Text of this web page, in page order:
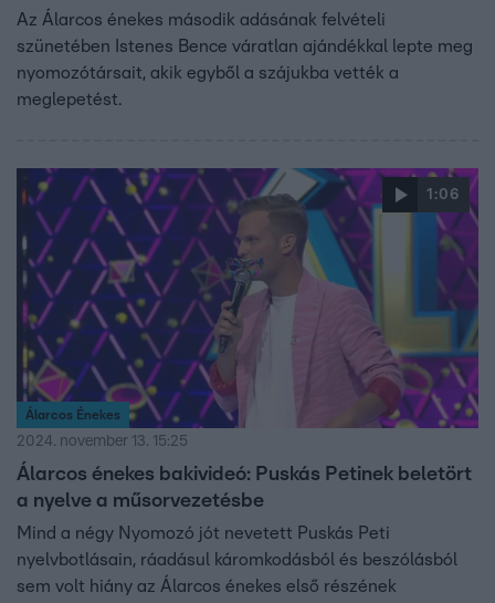
Az Álarcos énekes második adásának felvételi
szünetében Istenes Bence váratlan ajándékkal lepte meg
nyomozótársait, akik egyből a szájukba vették a
meglepetést.
1:06
Álarcos Énekes
2024. november 13. 15:25
Álarcos énekes bakivideó: Puskás Petinek beletört
a nyelve a műsorvezetésbe
Mind a négy Nyomozó jót nevetett Puskás Peti
nyelvbotlásain, ráadásul káromkodásból és beszólásból
sem volt hiány az Álarcos énekes első részének